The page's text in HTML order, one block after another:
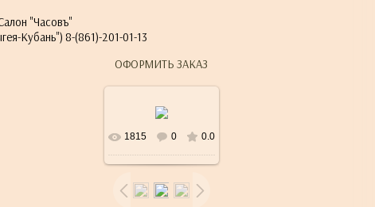
"Часовъ"
Кубань") 8-(861)-201-01-13
ОФОРМИТЬ ЗАКАЗ
1815 0 0.0